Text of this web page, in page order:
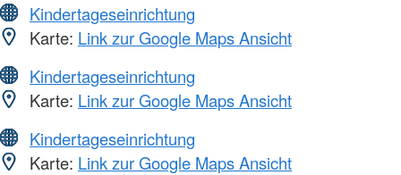
Kindertageseinrichtung
Karte: Link zur Google Maps Ansicht
Kindertageseinrichtung
Karte: Link zur Google Maps Ansicht
Kindertageseinrichtung
Karte: Link zur Google Maps Ansicht